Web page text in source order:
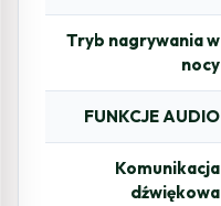
Tryb nagrywania w
nocy
FUNKCJE AUDIO
Komunikacja
dźwiękowa